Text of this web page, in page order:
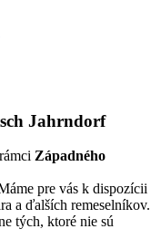
Jahrndorf
Západného
pre vás k dispozícii
a ďalších remeselníkov.
tých, ktoré nie sú